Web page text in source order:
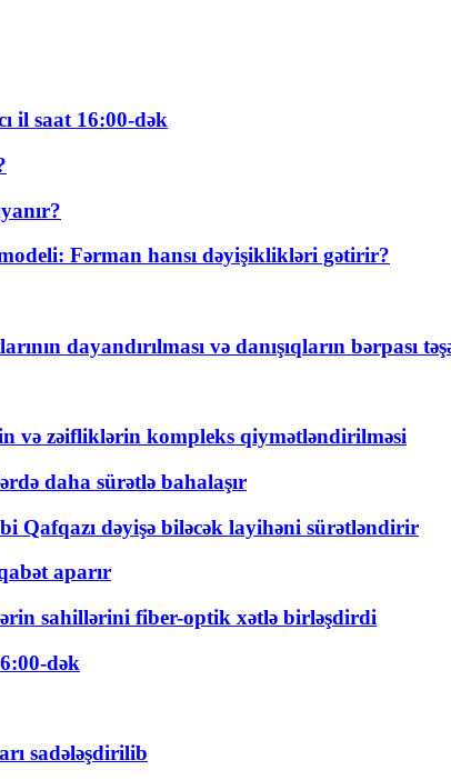
il saat 16:00-dək
Fərman hansı dəyişiklikləri gətirir?
dayandırılması və danışıqların bərpası
və zəifliklərin kompleks qiymətləndirilməsi
daha sürətlə bahalaşır
Qafqazı dəyişə biləcək layihəni sürətləndirir
aparır
sahillərini fiber-optik xətlə birləşdirdi
dək
sadələşdirilib